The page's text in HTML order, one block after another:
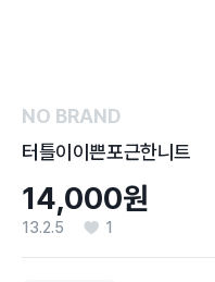
NO BRAND
터틀이이쁜포근한니트
14,000원
13.2.5 1